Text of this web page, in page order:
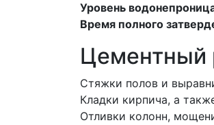
Уровень
Время полного
Цементный
Стяжки полов и
Кладки кирпича, а
Отливки колонн,